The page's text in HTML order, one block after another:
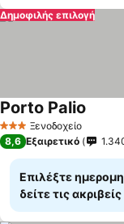
Δημοφιλής επιλογή
3 ΑστέριαΞενοδοχείο
Porto Palio
8,6 Εξαιρετικό
Επιλέξτε
δείτε τις